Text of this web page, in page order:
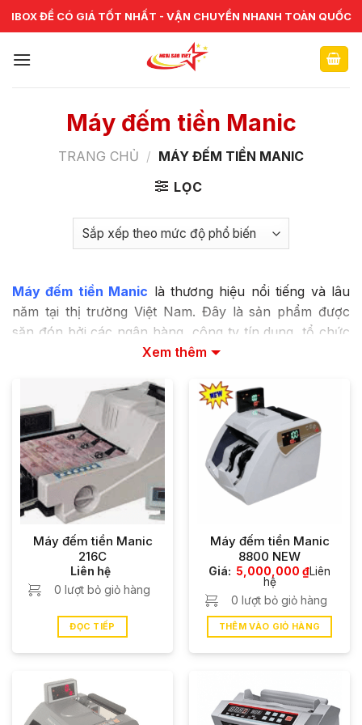
Skip
to
CHUYÊN CUNG CẤP VÀ SỬA CHỮA VẬT TƯ NGÂN HÀNG TOÀN
QUỐC
Máy đếm tiền Manic
TRANG CHỦ / MÁY ĐẾM TIỀN MANIC
LỌC
Máy đếm tiền Manic là thương hiệu nổi tiếng và lâu
năm tại thị trường Việt Nam. Đây là sản phẩm được
săn đón bởi các ngân hàng, công ty tín dụng, tổ chức
tài chính, siêu thị hoặc các doanh nghiệp có nhu cầu
hiệu Manic được thiết kế tinh tế với đa dạng mẫu mã,
kiểu dáng như: Manic 2016C, Manic 216C, Manic 5688,
Manic 8800 NEW, Manic 9000, Manic 9000 BEING,…
được sản xuất theo kỹ thuật hiện đại Nhật Bản với
nhiều tính năng đếm và kiểm giả chính xác cao.
Thương hiệu máy đếm tiền chính hãng Manic được
cung cấp và phân phối độc quyền bởi
TNHH XNK TM DV NGÔI SAO VIỆT.Dòng sản phẩm
máy đếm tiền cao cấp, chất lượng, được cam kết
nguyên vẹn 100% với nhiều thiết kế khác nhau, đáp
ứng tất cả nhu cầu như đếm tiền, ngoại tệ, kiểm tiền
siêu giả,… của tập đoàn, công ty, tổ chức hoặc ngân
hàng. Vì vậy,máy đếm tiền Manicđã trở thành người
trợ thủ tin cậy cho quý khách hàng trong các cuộc
giao dịch tiền tỷ.
Công ty phân phối máy đếm tiền và vật tư
Xem thêm
Máy đếm tiền Manic
216C
Liên hệ
0 lượt bỏ giỏ hàng
ĐỌC TIẾP
Máy đếm tiền Manic
8800 NEW
Giá: 5,000,000 ₫Liên
hệ
0 lượt bỏ giỏ hàng
THÊM VÀO GIỎ HÀNG
IBOX ĐỂ CÓ GIÁ TỐT NHẤT - VẬN CHUYỂN NHANH TOÀN QUỐC